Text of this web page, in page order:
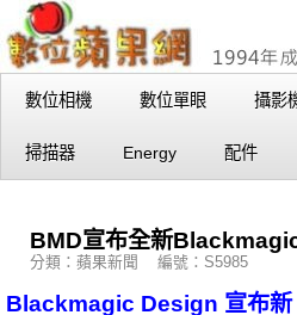
數位相機 數位單眼 攝影
掃描器 Energy 配件
BMD宣布全新
分類：蘋果新聞 編號：S5985
Blackmagic Design 宣布